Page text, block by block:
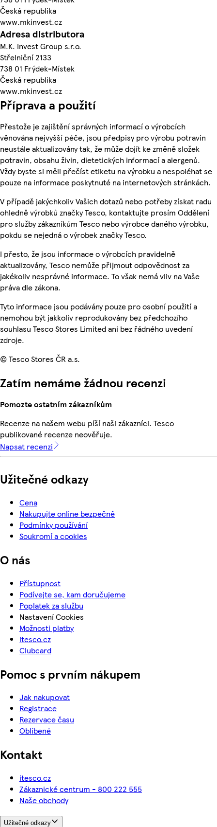
Česká republika
www.mkinvest.cz
Adresa distributora
M.K. Invest Group s.r.o.
Střelniční 2133
738 01 Frýdek-Místek
Česká republika
www.mkinvest.cz
Příprava a použití
Přestože je zajištění správných informací o výrobcích
věnována nejvyšší péče, jsou předpisy pro výrobu potravin
neustále aktualizovány tak, že může dojít ke změně složek
potravin, obsahu živin, dietetických informací a alergenů.
Vždy byste si měli přečíst etiketu na výrobku a nespoléhat se
pouze na informace poskytnuté na internetových stránkách.
V případě jakýchkoliv Vašich dotazů nebo potřeby získat radu
ohledně výrobků značky Tesco, kontaktujte prosím Oddělení
pro služby zákazníkům Tesco nebo výrobce daného výrobku,
pokdu se nejedná o výrobek značky Tesco.
I přesto, že jsou informace o výrobcích pravidelně
aktualizovány, Tesco nemůže přijmout odpovědnost za
jakékoliv nesprávné informace. To však nemá vliv na Vaše
práva dle zákona.
Tyto informace jsou podávány pouze pro osobní použití a
nemohou být jakkoliv reprodukovány bez předchozího
souhlasu Tesco Stores Limited ani bez řádného uvedení
zdroje.
© Tesco Stores ČR a.s.
Zatím nemáme žádnou recenzi
Pomozte ostatním zákazníkům
Recenze na našem webu píší naši zákazníci. Tesco
publikované recenze neověřuje.
Napsat recenzi
Užitečné odkazy
Cena
Nakupujte online bezpečně
Podmínky používání
Soukromí a cookies
O nás
Přístupnost
Podívejte se, kam doručujeme
Poplatek za službu
Nastavení Cookies
Možnosti platby
itesco.cz
Clubcard
Pomoc s prvním nákupem
Jak nakupovat
Registrace
Rezervace času
Oblíbené
Kontakt
itesco.cz
Zákaznické centrum - 800 222 555
Naše obchody
Užitečné odkazy